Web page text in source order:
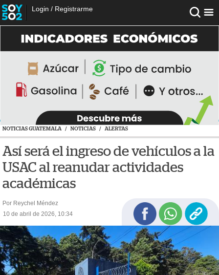
Login / Registrarme
NOTICIAS GUATEMALA / NOTICIAS / ALERTAS
Así será el ingreso de vehículos a la
USAC al reanudar actividades
académicas
Por Reychel Méndez
10 de abril de 2026, 10:34